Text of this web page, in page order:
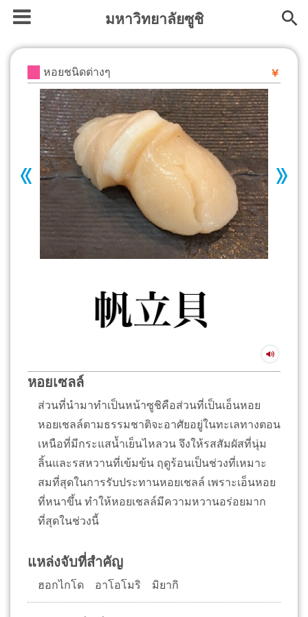
มหาวิทยาลัยซูชิ
หอยชนิดต่างๆ
หอยเซลล์
ส่วนที่นำมาทำเป็นหน้าซูชิคือส่วนที่เป็นเอ็นหอย
หอยเชลล์ตามธรรมชาติจะอาศัยอยู่ในทะเลทางตอน
เหนือที่มีกระแสน้ำเย็นไหลวน จึงให้รสสัมผัสที่นุ่ม
ลิ้นและรสหวานที่เข้มข้น ฤดูร้อนเป็นช่วงที่เหมาะ
สมที่สุดในการรับประทานหอยเชลล์ เพราะเอ็นหอย
ที่หนาขึ้น ทำให้หอยเชลล์มีความหวานอร่อยมาก
ที่สุดในช่วงนี้
แหล่งจับที่สำคัญ
ฮอกไกโด อาโอโมริ มิยากิ